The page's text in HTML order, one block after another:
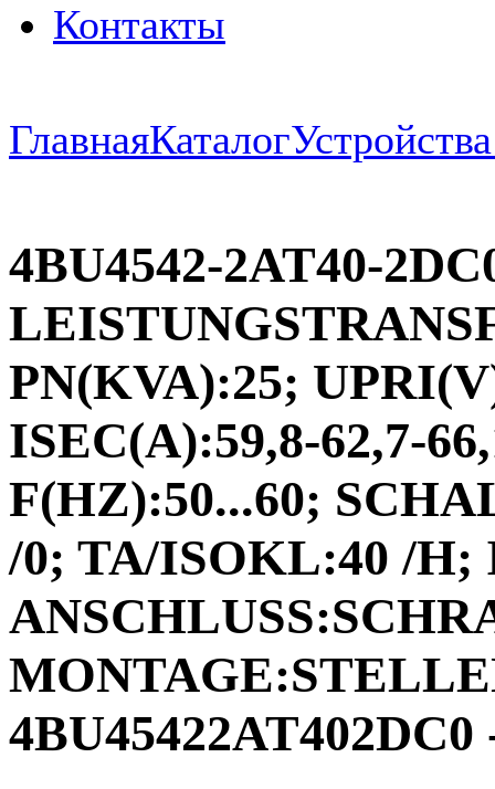
Контакты
ГлавнаяКаталог
4BU4542-2AT40-
PN(KVA):25;
ISEC(A):59,8-62,7-
F(HZ):50...60;
/0; TA/ISOKL:40 /H;